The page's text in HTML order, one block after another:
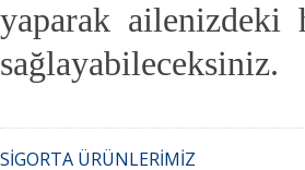
yaparak ailenizdeki
sağlayabileceksiniz.
SİGORTA ÜRÜNLERİMİZ